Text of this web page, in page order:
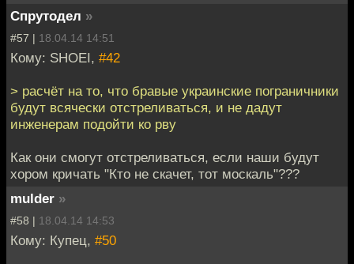
Спрутодел »
#57 | 18.04.14 14:51
Кому: SHOEI, #42
> расчёт на то, что бравые украинские пограничники
будут всячески отстреливаться, и не дадут
инженерам подойти ко рву
Как они смогут отстреливаться, если наши будут
хором кричать "Кто не скачет, тот москаль"???
mulder »
#58 | 18.04.14 14:53
Кому: Купец, #50